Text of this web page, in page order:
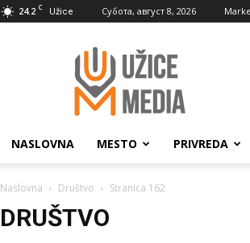
24.2 C Užice Субота, август 8, 2026
UžiceMedia
NASLOVNA MESTO PRIVREDA
Naslovna Društvo Stranica 162
DRUŠTVO